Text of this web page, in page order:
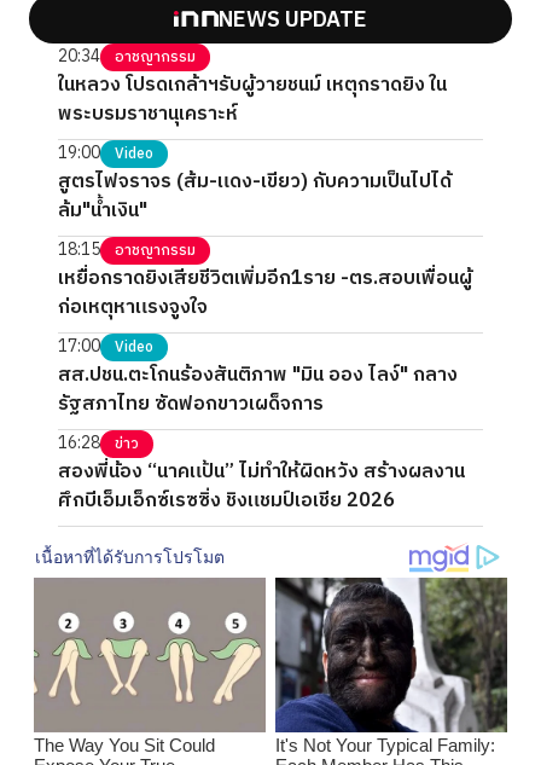
NEWS UPDATE
20:34 อาชญากรรม
ในหลวง โปรดเกล้าฯรับผู้วายชนม์ เหตุกราดยิง ใน
พระบรมราชานุเคราะห์
19:00 Video
สูตรไฟจราจร (ส้ม-แดง-เขียว) กับความเป็นไปได้
ล้ม"น้ำเงิน"
18:15 อาชญากรรม
เหยื่อกราดยิงเสียชีวิตเพิ่มอีก1ราย -ตร.สอบเพื่อนผู้
ก่อเหตุหาแรงจูงใจ
17:00 Video
สส.ปชน.ตะโกนร้องสันติภาพ "มิน ออง ไลง์" กลาง
รัฐสภาไทย ซัดฟอกขาวเผด็จการ
16:28 ข่าว
สองพี่น้อง “นาคแป้น” ไม่ทำให้ผิดหวัง สร้างผลงาน
ศึกบีเอ็มเอ็กซ์เรซซิ่ง ชิงแชมป์เอเชีย 2026